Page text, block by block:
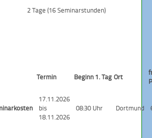
2 Tage (16 Seminarstunden)
Termin Beginn 1. Tag Ort
17.11.2026
bis
18.11.2026
08:30 Uhr Dortmund